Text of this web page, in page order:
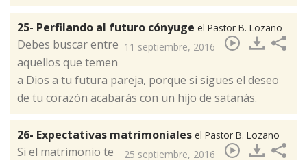
25- Perfilando al futuro cónyuge el Pastor B. Lozano
11 septiembre, 2016
Debes buscar entre
aquellos que temen
a Dios a tu futura pareja, porque si sigues el deseo
de tu corazón acabarás con un hijo de satanás.​
26- Expectativas matrimoniales el Pastor B. Lozano
25 septiembre, 2016
Si el matrimonio te